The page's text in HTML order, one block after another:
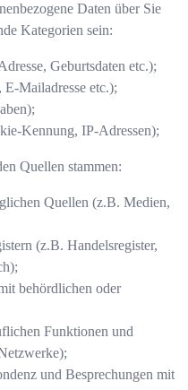
Daten über Sie
Kategorien sein:
Geburtsdaten etc.);
Mailadresse etc.);
Kennung, IP-Adressen);
Quellen stammen:
Quellen (z.B. Medien,
(z.B. Handelsregister,
behördlichen oder
Funktionen und
und Besprechungen mit